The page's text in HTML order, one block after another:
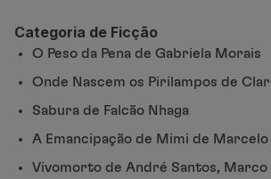
Informações úteis
Reembolsos
Bagagem perdida / danificada
Voo atrasado / cancelado
Categoria de Ficção
O Peso da Pena de Gabriela Morais
Onde Nascem os Pirilampos de
Sabura de Falcão Nhaga
A Emancipação de Mimi de
Vivomorto de André Santos, Marco